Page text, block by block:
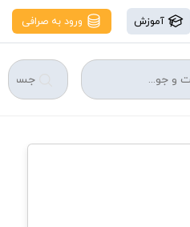
آموزش ورود به صرافی